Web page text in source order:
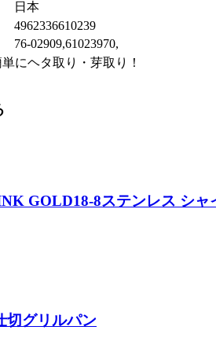
日本
4962336610239
76-02909,61023970,
にヘタ取り・芽取り！
GOLD18-8ステンレス シャ
切グリルパン